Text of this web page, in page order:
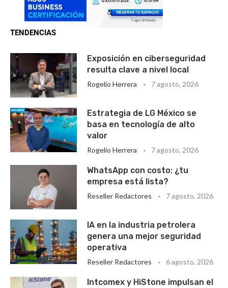
TENDENCIAS
Exposición en ciberseguridad
resulta clave a nivel local
Rogelio Herrera 7 agosto, 2026
Estrategia de LG México se
basa en tecnología de alto
valor
Rogelio Herrera 7 agosto, 2026
WhatsApp con costo: ¿tu
empresa está lista?
Reseller Redactores 7 agosto, 2026
IA en la industria petrolera
genera una mejor seguridad
operativa
Reseller Redactores 6 agosto, 2026
Intcomex y HiStone impulsan el